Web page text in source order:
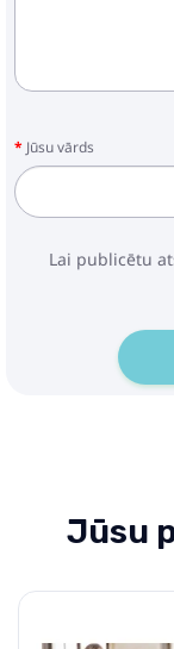
Jūsu vārds
Lai publicētu
Jūsu